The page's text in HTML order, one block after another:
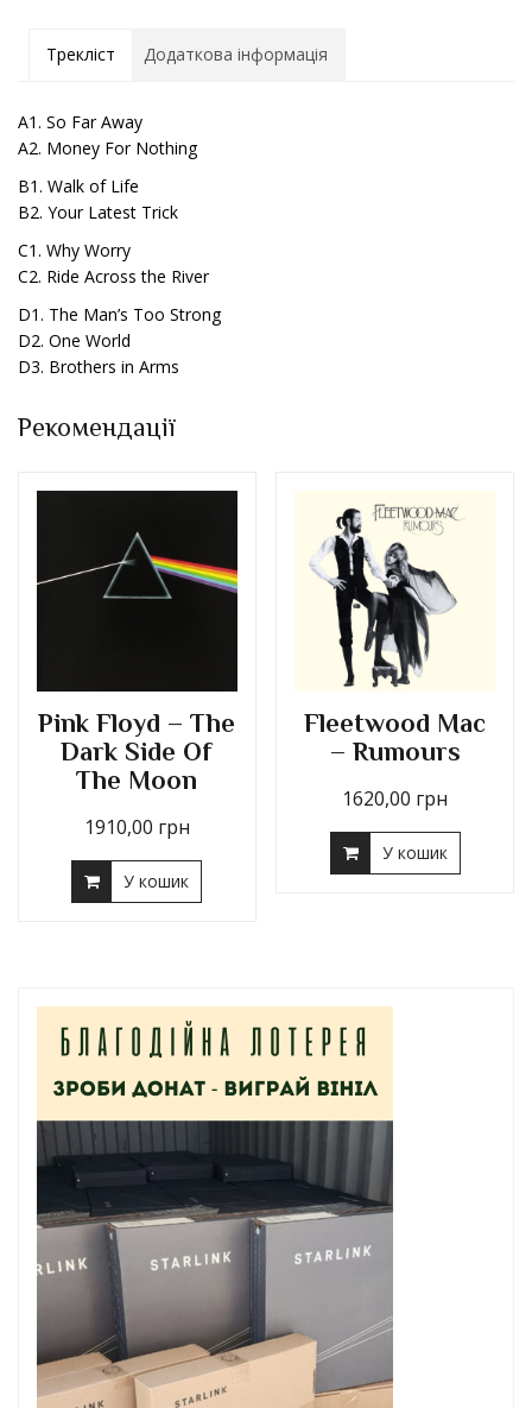
Трекліст Додаткова інформація
A1. So Far Away
A2. Money For Nothing
B1. Walk of Life
B2. Your Latest Trick
C1. Why Worry
C2. Ride Across the River
D1. The Man’s Too Strong
D2. One World
D3. Brothers in Arms
Рекомендації
Pink Floyd – The
Dark Side Of
The Moon
1910,00 грн
У кошик
Fleetwood Mac
– Rumours
1620,00 грн
У кошик